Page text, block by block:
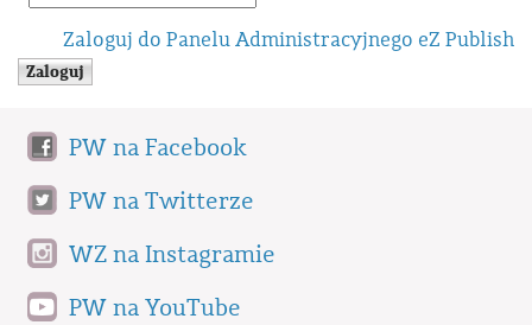
Zaloguj do Panelu Administracyjnego eZ Publish
PW na Facebook
PW na Twitterze
WZ na Instagramie
PW na YouTube